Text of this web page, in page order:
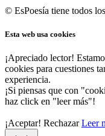
© EsPoesía tiene todos
Esta web usa cookies
¡Apreciado lector!
cookies para cuestiones
experiencia.
¡Si piensas que con
haz click en "leer más"!
¡Aceptar! Rechazar Leer